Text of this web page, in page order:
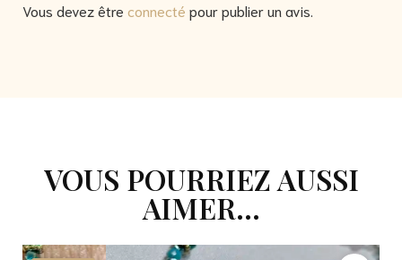
Vous devez être connecté pour publier un avis.
VOUS POURRIEZ AUSSI
AIMER...